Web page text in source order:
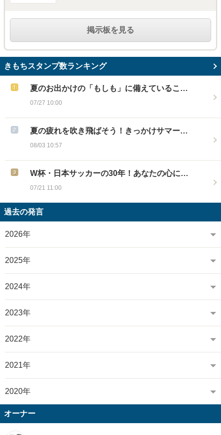
掲示板を見る
きもちスタンプ数ランキング
夏のお出かけの「もしも」に備えているこ…
07/27 10:00
夏の疲れを吹き飛ばそう！きっかけサマー…
08/03 10:57
W杯・日本サッカーの30年！あなたの心に…
07/21 11:00
過去の発言
2026年
2025年
2024年
2023年
2022年
2021年
2020年
オーナー